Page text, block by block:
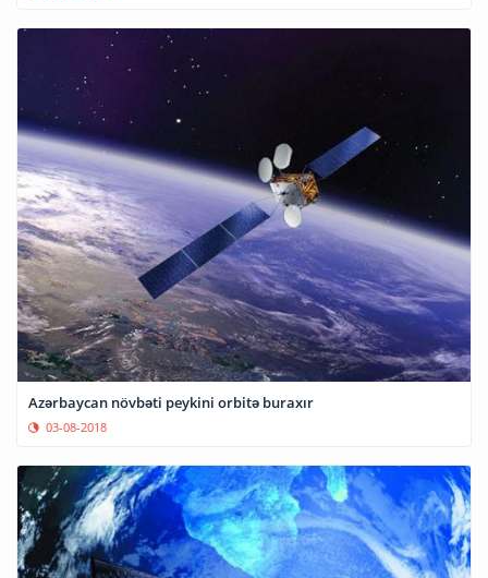
Azərbaycan növbəti peykini orbitə buraxır
03-08-2018